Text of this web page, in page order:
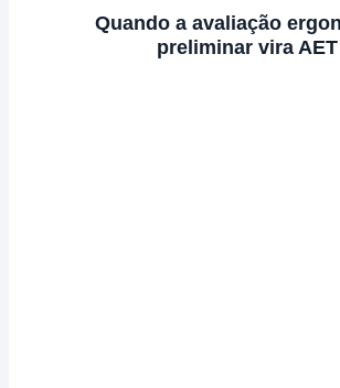
Quando a avaliação
preliminar vira AET